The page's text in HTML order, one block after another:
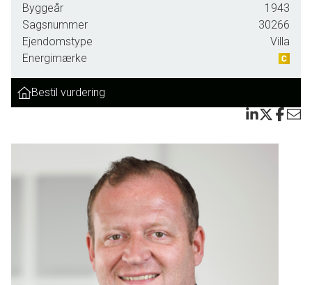
Byggeår
1943
Sagsnummer
30266
Ejendomstype
Villa
Energimærke
Bestil vurdering